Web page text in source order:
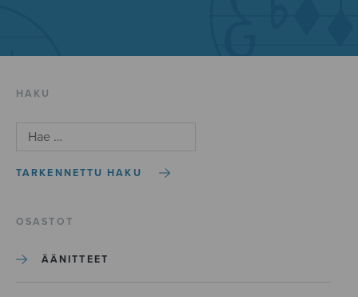
HAKU
TARKENNETTU HAKU
OSASTOT
ÄÄNITTEET